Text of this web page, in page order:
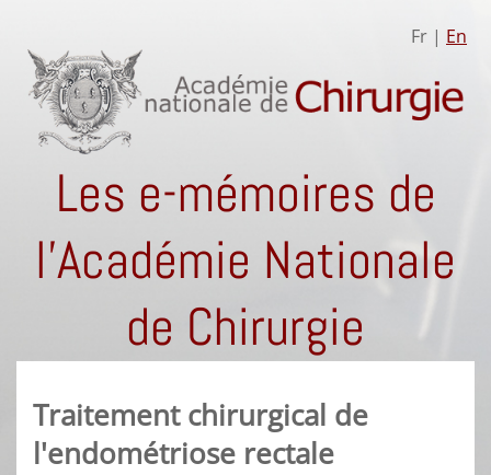
Fr | En
Les e-mémoires de
l'Académie Nationale
de Chirurgie
Traitement chirurgical de
l'endométriose rectale